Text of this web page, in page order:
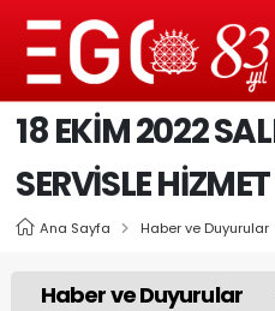
18 EKİM 2022
SERVİSLE
Ana Sayfa Haber ve Duyurular
Haber ve Duyurular